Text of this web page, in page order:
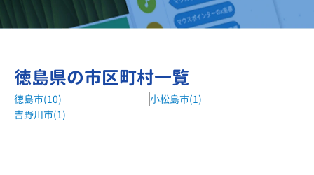
徳島県の市区町村一覧
徳島市(10)
小松島市(1)
吉野川市(1)